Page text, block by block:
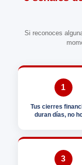
Si reconoces
1
Tus cierres
duran días, no
3